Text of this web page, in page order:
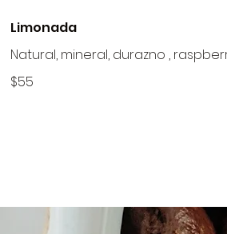
Limonada
Natural, mineral, durazno ,
$55